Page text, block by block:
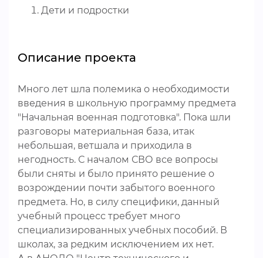
Дети и подростки
Описание проекта
Много лет шла полемика о необходимости
введения в школьную программу предмета
"Начальная военная подготовка". Пока шли
разговоры материальная база, итак
небольшая, ветшала и приходила в
негодность. С началом СВО все вопросы
были сняты и было принято решение о
возрождении почти забытого военного
предмета. Но, в силу специфики, данный
учебный процесс требует много
специализированных учебных пособий. В
школах, за редким исключением их нет.